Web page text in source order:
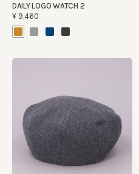
DAILY LOGO WATCH 2
¥9,460